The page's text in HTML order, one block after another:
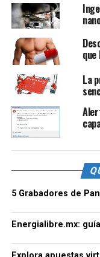
La
5 Grabadores de
Energialibre.mx: